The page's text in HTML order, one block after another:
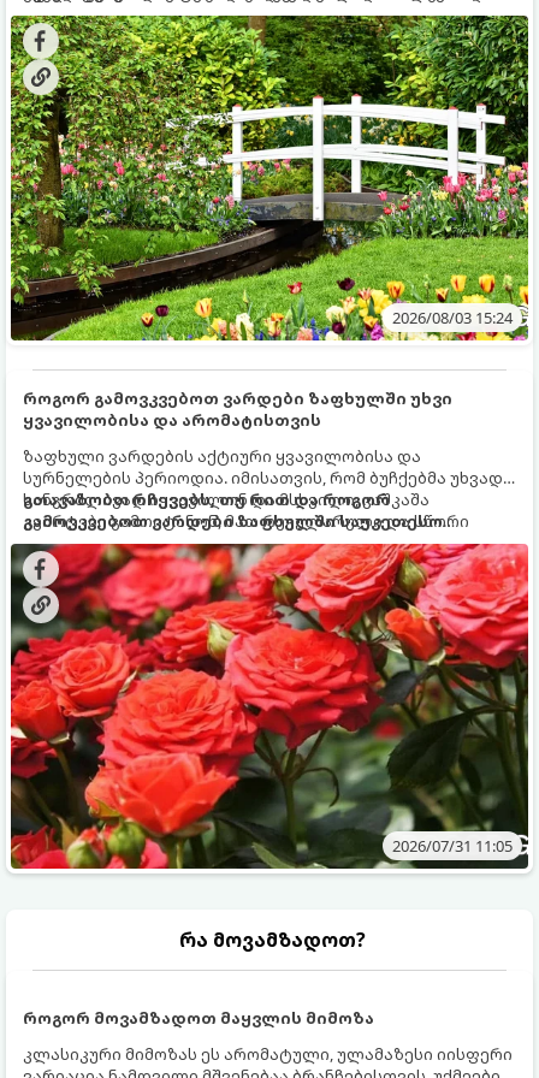
ხეები ზაფხულის სიცხეში:
2026/08/03 15:24
როგორ გამოვკვებოთ ვარდები ზაფხულში უხვი
ყვავილობისა და არომატისთვის
ზაფხული ვარდების აქტიური ყვავილობისა და
სურნელების პერიოდია. იმისათვის, რომ ბუჩქებმა უხვად,
ხანგრძლივად იყვავილონ და მსხვილი, კაშკაშა
კვირტები გამოიტანონ, მათ რეგულარული და სწორი
გამოკვება სჭირდებათ. ზაფხულის პერიოდში მცენარის
მოთხოვნილებები იცვლება, ამიტომ მნიშვნელოვანია
ვიცოდეთ, რომელი სასუქები გამოიყენება ამ დროს.
გთავაზობთ რჩევებს, თუ რით და როგორ
გამოვკვებოთ ვარდები ზაფხულში საუკეთესო
შედეგის მისაღწევად:
2026/07/31 11:05
რა მოვამზადოთ?
როგორ მოვამზადოთ მაყვლის მიმოზა
კლასიკური მიმოზას ეს არომატული, ულამაზესი იისფერი